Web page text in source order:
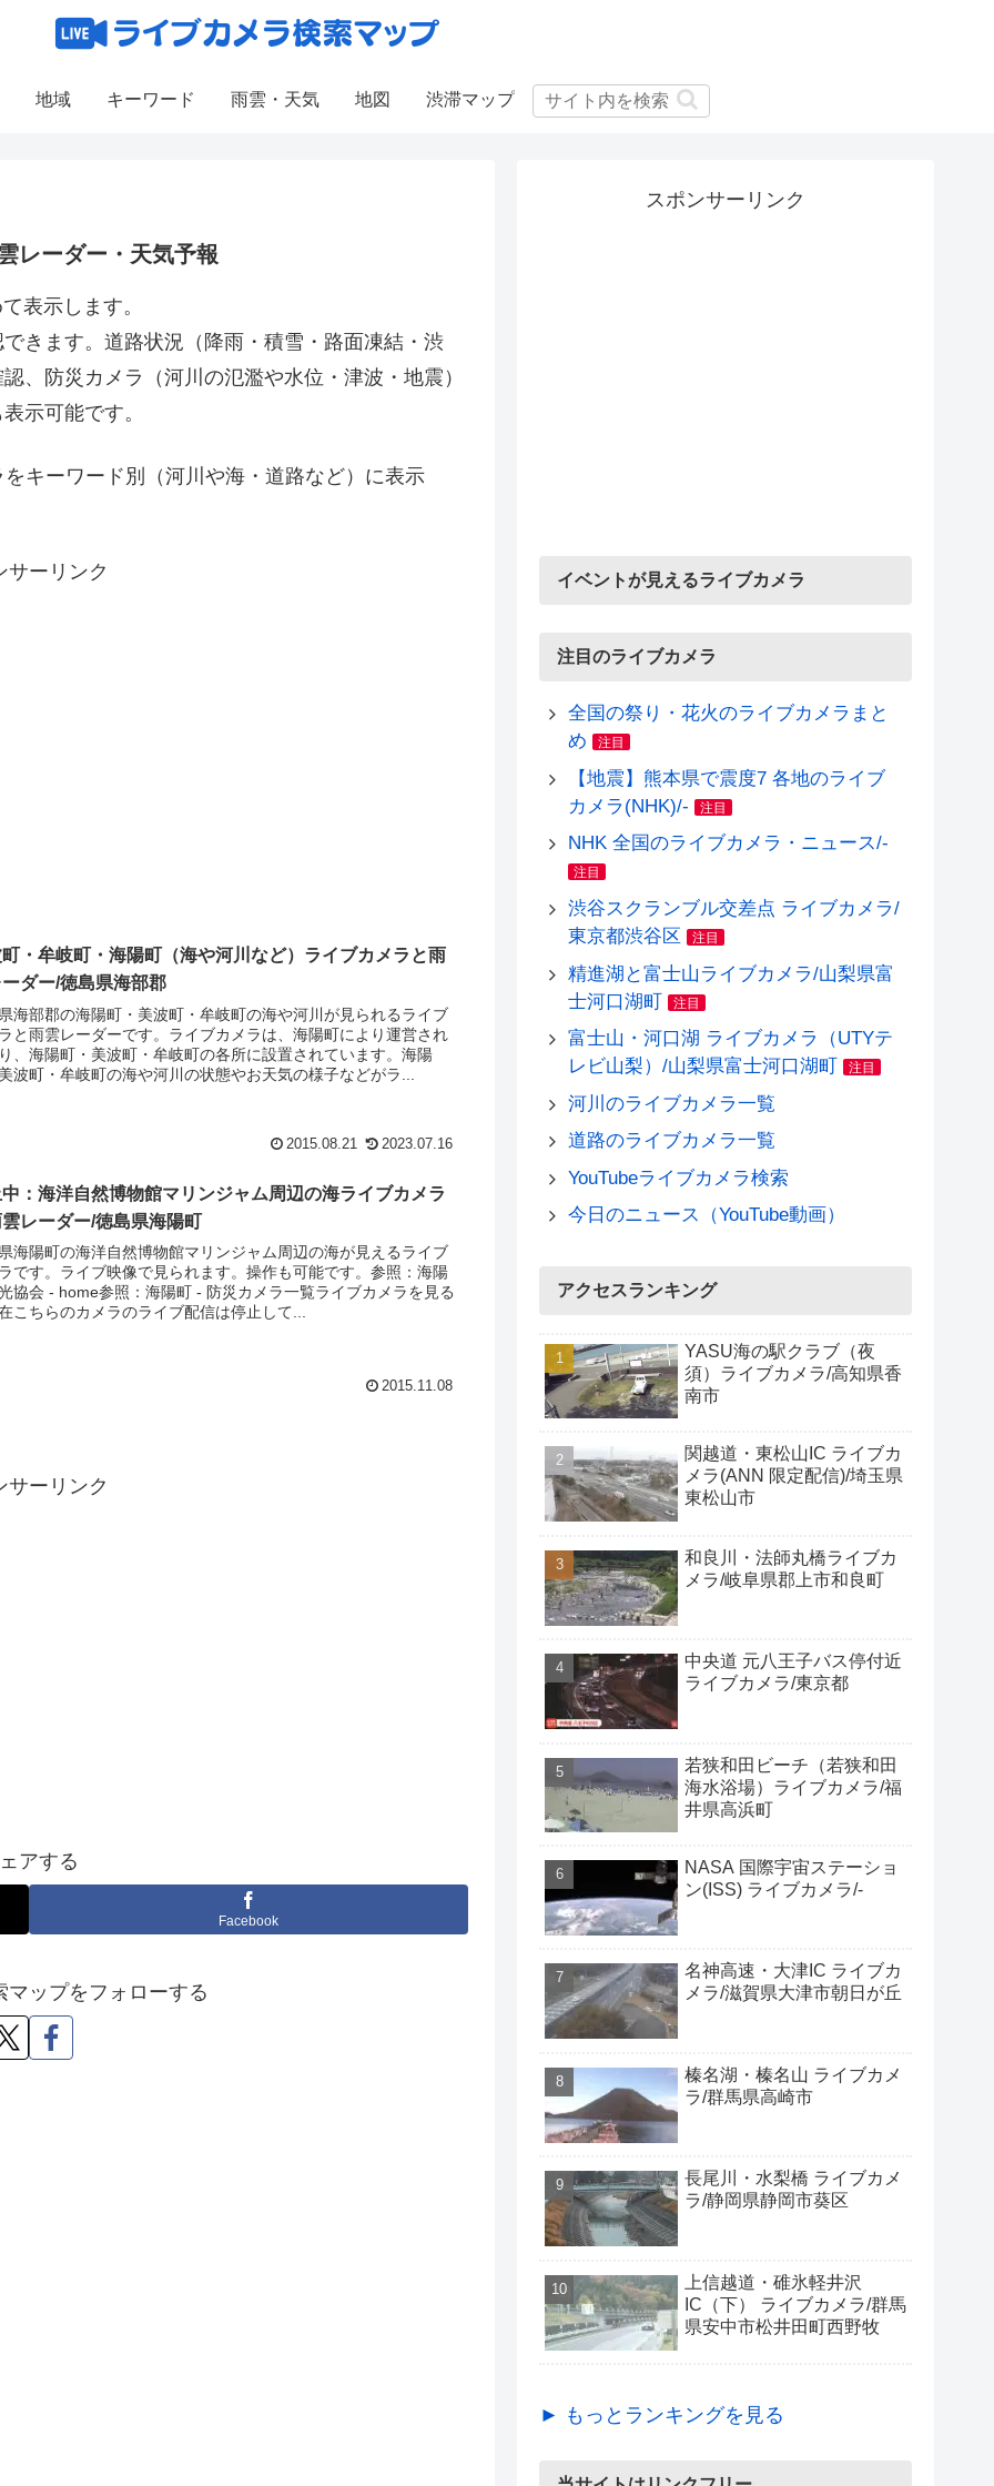
地域 キーワード 雨雲・天気 地図 渋滞マップ
レーダー・天気予報
表示します。
きます。道路状況（降雨・積雪・路面凍結・渋
、防災カメラ（河川の氾濫や水位・津波・地震）
示可能です。
キーワード別（河川や海・道路など）に表示
サーリンク
・牟岐町・海陽町（海や河川など）ライブカメラと雨
ダー/徳島県海部郡
海部郡の海陽町・美波町・牟岐町の海や河川が見られるライブ
と雨雲レーダーです。ライブカメラは、海陽町により運営され
、海陽町・美波町・牟岐町の各所に設置されています。海陽
波町・牟岐町の海や河川の状態やお天気の様子などがラ...
2015.08.21 2023.07.16
：海洋自然博物館マリンジャム周辺の海ライブカメラ
レーダー/徳島県海陽町
海陽町の海洋自然博物館マリンジャム周辺の海が見えるライブ
です。ライブ映像で見られます。操作も可能です。参照：海陽
協会 - home参照：海陽町 - 防災カメラ一覧ライブカメラを見る
こちらのカメラのライブ配信は停止して...
2015.11.08
サーリンク
アする
Facebook
マップをフォローする
スポンサーリンク
イベントが見えるライブカメラ
注目のライブカメラ
全国の祭り・花火のライブカメラまと
め
注目
【地震】熊本県で震度7 各地のライブ
カメラ(NHK)/-
注目
NHK 全国のライブカメラ・ニュース/-
注目
渋谷スクランブル交差点 ライブカメラ/
東京都渋谷区
注目
精進湖と富士山ライブカメラ/山梨県富
士河口湖町
注目
富士山・河口湖 ライブカメラ（UTYテ
レビ山梨）/山梨県富士河口湖町
注目
河川のライブカメラ一覧
道路のライブカメラ一覧
YouTubeライブカメラ検索
今日のニュース（YouTube動画）
アクセスランキング
YASU海の駅クラブ（夜
須）ライブカメラ/高知県香
南市
関越道・東松山IC ライブカ
メラ(ANN 限定配信)/埼玉県
東松山市
和良川・法師丸橋ライブカ
メラ/岐阜県郡上市和良町
中央道 元八王子バス停付近
ライブカメラ/東京都
若狭和田ビーチ（若狭和田
海水浴場）ライブカメラ/福
井県高浜町
NASA 国際宇宙ステーショ
ン(ISS) ライブカメラ/-
名神高速・大津IC ライブカ
メラ/滋賀県大津市朝日が丘
榛名湖・榛名山 ライブカメ
ラ/群馬県高崎市
長尾川・水梨橋 ライブカメ
ラ/静岡県静岡市葵区
上信越道・碓氷軽井沢
IC（下） ライブカメラ/群馬
県安中市松井田町西野牧
► もっとランキングを見る